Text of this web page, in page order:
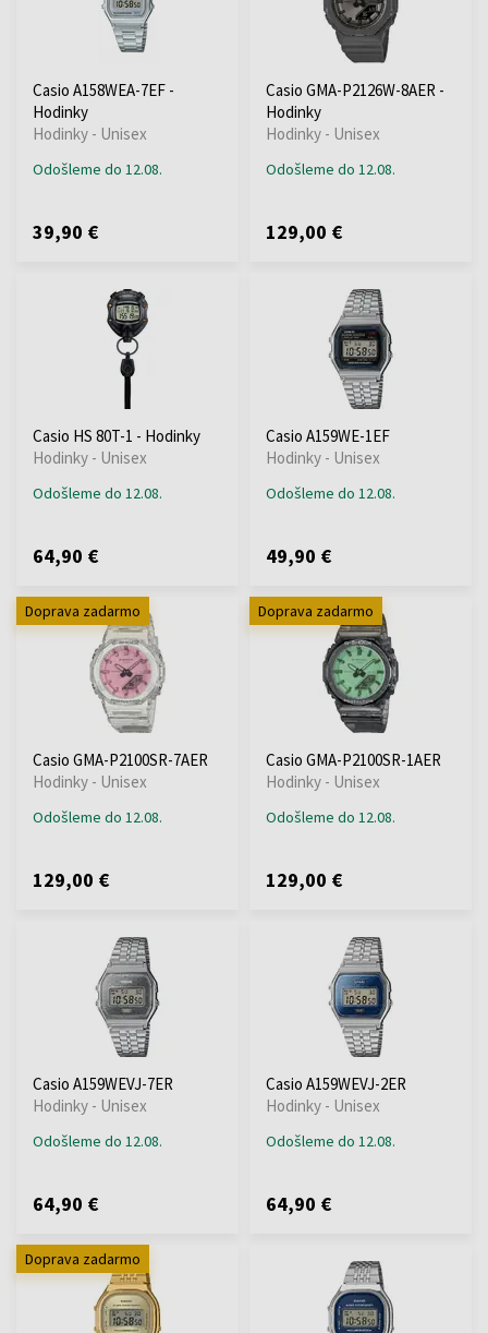
Casio A158WEA-7EF -
Hodinky
Hodinky - Unisex
Odošleme do 12.08.
39,90 €
Casio GMA-P2126W-8AER -
Hodinky
Hodinky - Unisex
Odošleme do 12.08.
129,00 €
Casio HS 80T-1 - Hodinky
Hodinky - Unisex
Odošleme do 12.08.
64,90 €
Casio A159WE-1EF
Hodinky - Unisex
Odošleme do 12.08.
49,90 €
Doprava zadarmo
Casio GMA-P2100SR-7AER
Hodinky - Unisex
Odošleme do 12.08.
129,00 €
Doprava zadarmo
Casio GMA-P2100SR-1AER
Hodinky - Unisex
Odošleme do 12.08.
129,00 €
Casio A159WEVJ-7ER
Hodinky - Unisex
Odošleme do 12.08.
64,90 €
Casio A159WEVJ-2ER
Hodinky - Unisex
Odošleme do 12.08.
64,90 €
Doprava zadarmo